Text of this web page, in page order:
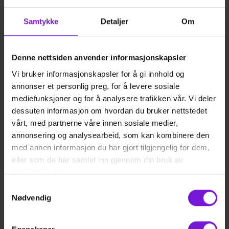
Samtykke Detaljer Om
Denne nettsiden anvender informasjonskapsler
Vi bruker informasjonskapsler for å gi innhold og
annonser et personlig preg, for å levere sosiale
mediefunksjoner og for å analysere trafikken vår. Vi deler
dessuten informasjon om hvordan du bruker nettstedet
vårt, med partnerne våre innen sosiale medier,
annonsering og analysearbeid, som kan kombinere den
med annen informasjon du har gjort tilgjengelig for dem,
eller som de har samlet inn gjennom din bruk av
tjenestene deres.
Nødvendig
potte for eksempel.
En urinprøvepose er løsningen, den fås av
festes med hullet over urinrøret. For å få
limkanten til å sitte, er det lurt å vaske lett og
tørke huden rundt ordentlig først. Etter at
posen er festet, kan man sette på en bleie.
Med litt hell får man fylt urinposen, og dette
kan deretter helles over i urinprøvesettet.
Behandling og forebygging
av urinveisinfeksjon
Dersom legen mistenker blærekatarr, vil